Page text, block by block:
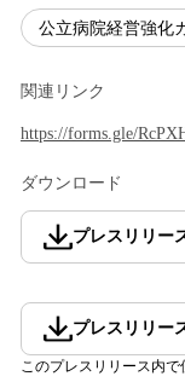
公立病院経営強化
関連リンク
https://forms.gle/
ダウンロード
プレスリリー
プレスリリー
このプレスリリース内